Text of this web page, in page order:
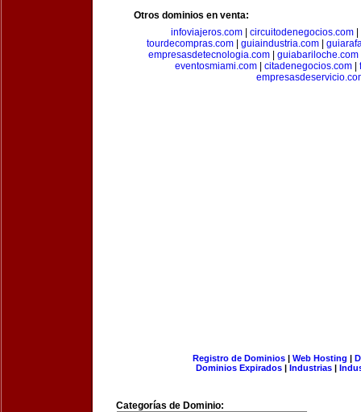
Otros dominios en venta:
infoviajeros.com| circuitodenegocios.com|
tourdecompras.com| guiaindustria.com|
empresasdetecnologia.com| guiabariloche.com
eventosmiami.com
citadenegocios.com
Registro de Dominios| Web Hosting |
Dominios Expirados | Industrias |
Categorías de Dominio: